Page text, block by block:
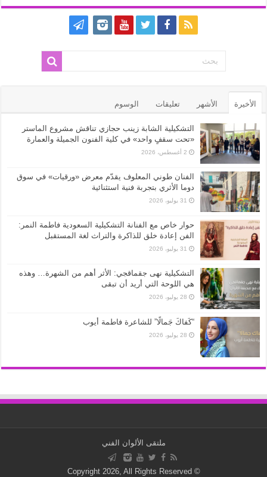
الأخيرة الأشهر تعليقات الوسوم
التشكيلية الشابة زينب حجازي تناقش مشروع الماستر
«تحت سقفٍ واحد» في كلية الفنون الجميلة والعمارة
2 أغسطس، 2026
الفنان طوني المعلوف يقدّم معرض «ورقيات» في سوق
دوما الأثري بتجربة فنية استثنائية
31 يوليو، 2026
حوار خاص مع الفنانة التشكيلية السعودية فاطمة النمر:
الفن إعادة خلق للذاكرة والتراث لغة المستقبل
31 يوليو، 2026
التشكيلية نهى جقماقجي: الأثر أهم من الشهرة… وهذه
هي اللوحة التي أريد أن تبقى
28 يوليو، 2026
“كَفاكَ جَمالًا” للشاعرة فاطمة أيوب
28 يوليو، 2026
ملتقى الألوان الفني
© Copyright 2026, All Rights Reserved